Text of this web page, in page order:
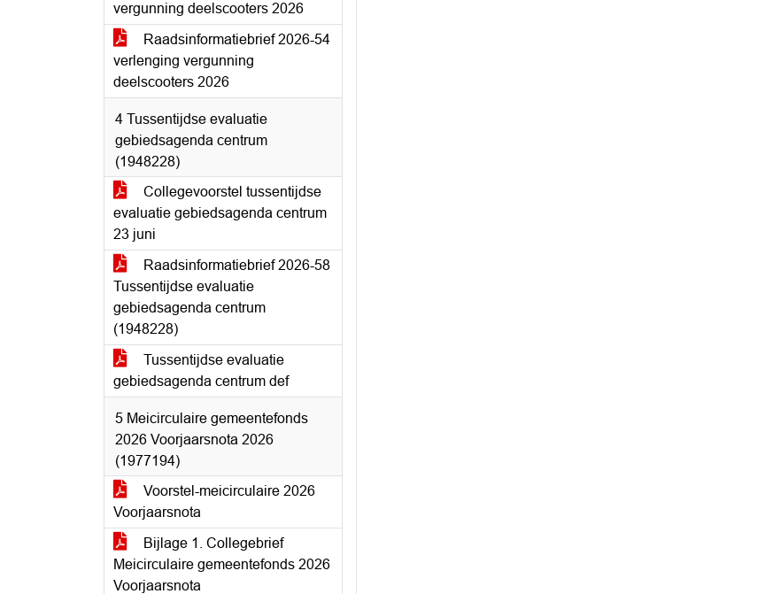
vergunning deelscooters 2026
Raadsinformatiebrief 2026-54
verlenging vergunning
deelscooters 2026
4 Tussentijdse evaluatie
gebiedsagenda centrum
(1948228)
Collegevoorstel tussentijdse
evaluatie gebiedsagenda centrum
23 juni
Raadsinformatiebrief 2026-58
Tussentijdse evaluatie
gebiedsagenda centrum
(1948228)
Tussentijdse evaluatie
gebiedsagenda centrum def
5 Meicirculaire gemeentefonds
2026 Voorjaarsnota 2026
(1977194)
Voorstel-meicirculaire 2026
Voorjaarsnota
Bijlage 1. Collegebrief
Meicirculaire gemeentefonds 2026
Voorjaarsnota